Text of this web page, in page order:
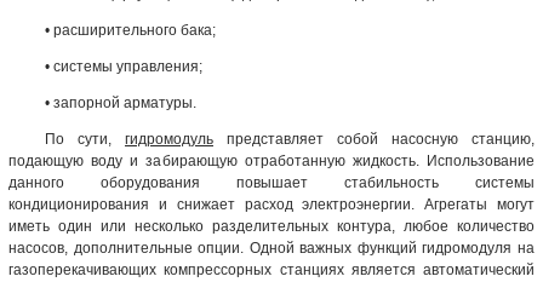
• расширительного бака;
• системы управления;
• запорной арматуры.
По сути, гидромодуль представляет собой насосную станцию,
подающую воду и забирающую отработанную жидкость. Использование
данного оборудования повышает стабильность системы
кондиционирования и снижает расход электроэнергии. Агрегаты могут
иметь один или несколько разделительных контура, любое количество
насосов, дополнительные опции. Одной важных функций гидромодуля на
газоперекачивающих компрессорных станциях является автоматический